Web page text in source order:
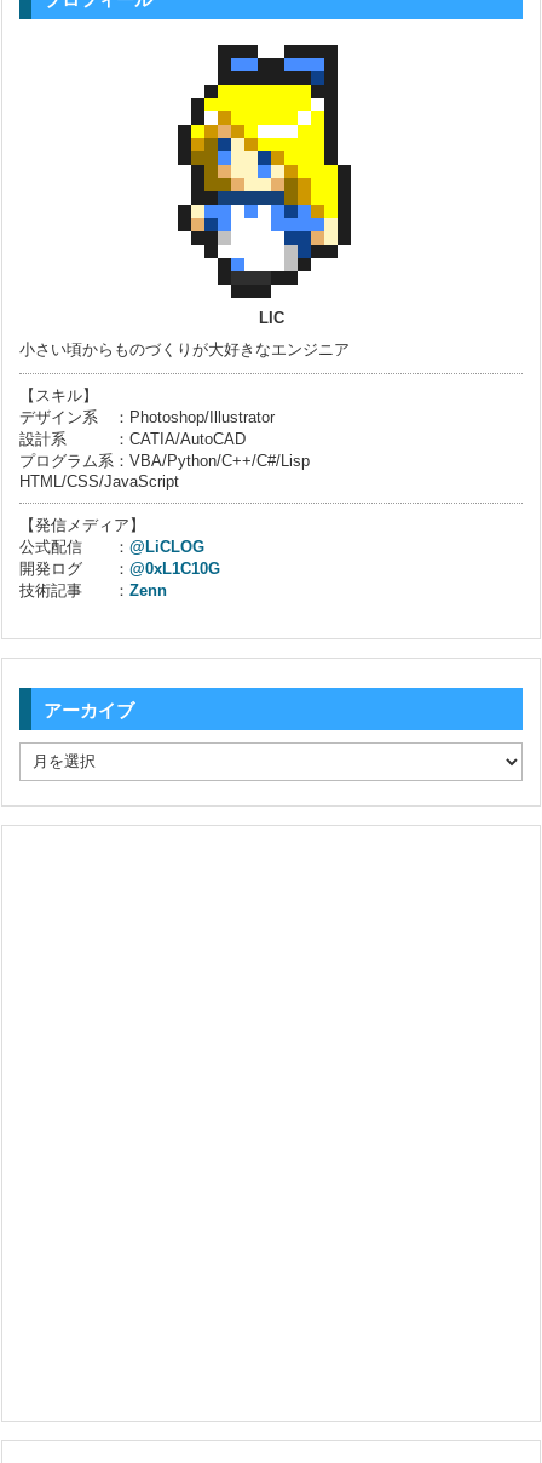
LIC
小さい頃からものづくりが大好きなエンジニア
【スキル】
デザイン系 ：Photoshop/Illustrator
設計系 ：CATIA/AutoCAD
プログラム系：VBA/Python/C++/C#/Lisp
HTML/CSS/JavaScript
【発信メディア】
公式配信 ： @LiCLOG
開発ログ ： @0xL1C10G
技術記事 ： Zenn
アーカイブ